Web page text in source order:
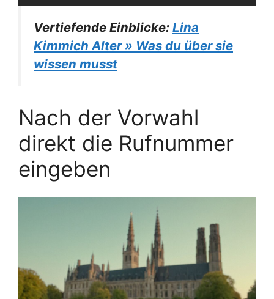
Vertiefende Einblicke: Lina
Kimmich Alter » Was du über sie
wissen musst
Nach der Vorwahl
direkt die Rufnummer
eingeben